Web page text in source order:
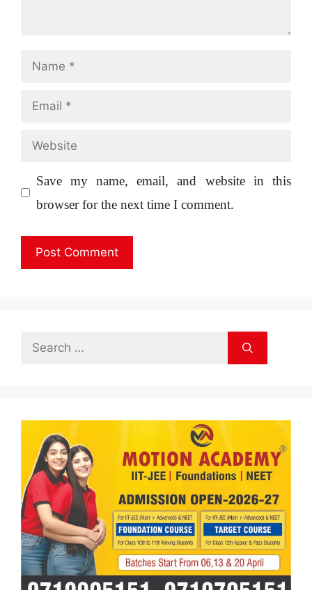
Name
Email
Website
Save my name, email, and website in this
browser for the next time I comment.
Search